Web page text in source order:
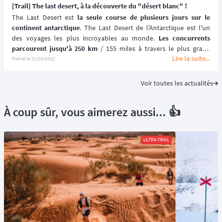
[Trail] The last desert, à la découverte du "désert blanc" !
The Last Desert est la seule course de plusieurs jours sur le
continent antarctique. The Last Desert de l'Antarctique est l'un
des voyages les plus incroyables au monde. Les concurrents
parcourent jusqu'à 250 km / 155 miles à travers le plus grand
désert du monde, souvent appelé le "désert blanc".
La course se
remarquable d'exploration polaire et de chasse à la baleine.
Publié le21/03/2022 Lire la suite...
Voir toutes les actualités
À coup sûr, vous aimerez aussi... 👍
ULTRA-TRAIL